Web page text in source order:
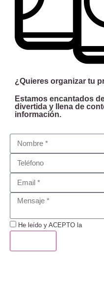
¿Quieres organizar tu
Estamos encantados
divertida y llena de
información.
He leído y ACEPTO la